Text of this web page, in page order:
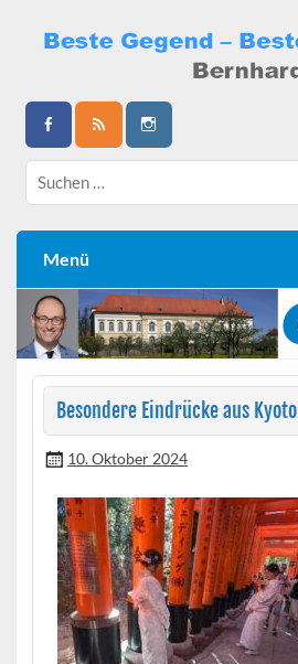
content
Bernhard Seidenath
Menü
Besondere Eindrücke aus Kyoto
10. Oktober 2024